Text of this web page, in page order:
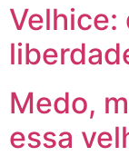
Velhice:
Medo,
essa